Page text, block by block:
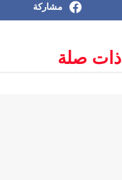
مشاركة
ذات صلة